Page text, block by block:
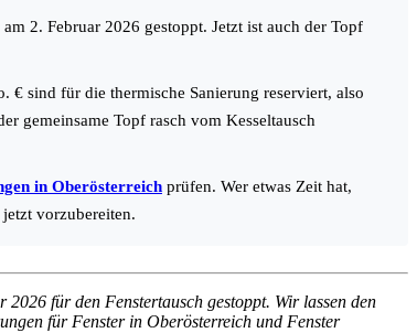
2. Februar 2026 gestoppt. Jetzt ist auch der Topf
sind für die thermische Sanierung reserviert, also
gemeinsame Topf rasch vom Kesseltausch
in Oberösterreich prüfen. Wer etwas Zeit hat,
vorzubereiten.
für den Fenstertausch gestoppt. Wir lassen den
für Fenster in Oberösterreich und Fenster